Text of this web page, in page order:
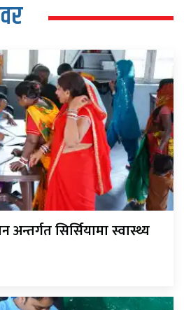
अन्तर्गत सिर्सियामा स्वास्थ्य